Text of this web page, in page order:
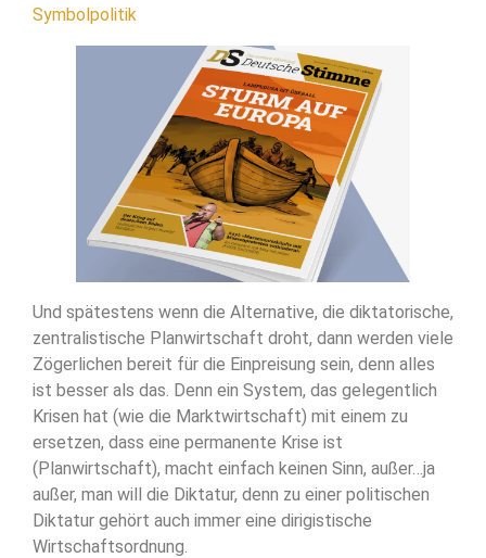
Symbolpolitik
Und spätestens wenn die Alternative, die diktatorische,
zentralistische Planwirtschaft droht, dann werden viele
Zögerlichen bereit für die Einpreisung sein, denn alles
ist besser als das. Denn ein System, das gelegentlich
Krisen hat (wie die Marktwirtschaft) mit einem zu
ersetzen, dass eine permanente Krise ist
(Planwirtschaft), macht einfach keinen Sinn, außer…ja
außer, man will die Diktatur, denn zu einer politischen
Diktatur gehört auch immer eine dirigistische
Wirtschaftsordnung.